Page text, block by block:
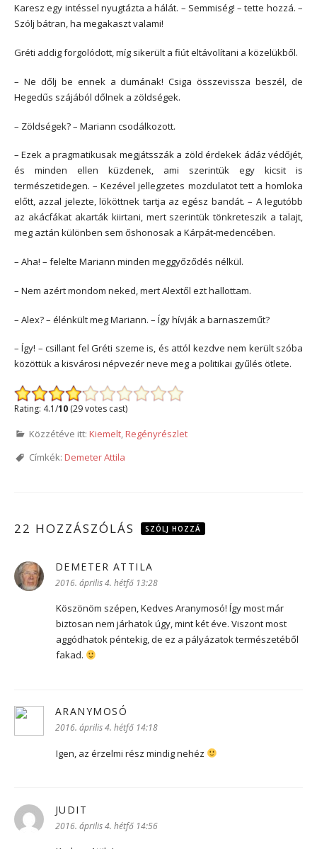
Karesz egy intéssel nyugtázta a hálát. – Semmiség! – tette hozzá. –
Szólj bátran, ha megakaszt valami!
Gréti addig forgolódott, míg sikerült a fiút eltávolítani a közelükből.
– Ne dőlj be ennek a dumának! Csiga összevissza beszél, de
Hegedűs szájából dőlnek a zöldségek.
– Zöldségek? – Mariann csodálkozott.
– Ezek a pragmatikusak megjátsszák a zöld érdekek ádáz védőjét,
és minden ellen küzdenek, ami szerintük egy kicsit is
természetidegen. – Kezével jellegzetes mozdulatot tett a homloka
előtt, azzal jelezte, lököttnek tartja az egész bandát. – A legutóbb
az akácfákat akarták kiirtani, mert szerintük tönkreteszik a talajt,
meg aztán különben sem őshonosak a Kárpát-medencében.
– Aha! – felelte Mariann minden meggyőződés nélkül.
– Nem azért mondom neked, mert Alextől ezt hallottam.
– Alex? – élénkült meg Mariann. – Így hívják a barnaszeműt?
– Így! – csillant fel Gréti szeme is, és attól kezdve nem került szóba
közöttük a kisvárosi népvezér neve meg a politikai gyűlés ötlete.
Rating: 4.1/10 (29 votes cast)
Közzétéve itt: Kiemelt,Regényrészlet
Címkék: Demeter Attila
22 HOZZÁSZÓLÁS SZÓLJ HOZZÁ
DEMETER ATTILA
2016. április 4. hétfő 13:28
Köszönöm szépen, Kedves Aranymosó! Így most már
biztosan nem járhatok úgy, mint két éve. Viszont most
aggódhatok péntekig, de ez a pályázatok természetéből
fakad.
ARANYMOSÓ
2016. április 4. hétfő 14:18
Igen, az érzelmi rész mindig nehéz
JUDIT
2016. április 4. hétfő 14:56